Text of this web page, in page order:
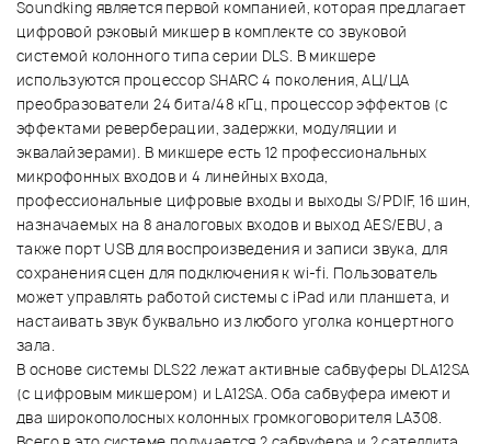
Soundking является первой компанией, которая предлагает
цифровой рэковый микшер в комплекте со звуковой
системой колонного типа серии DLS. В микшере
используются процессор SHARC 4 поколения, АЦ/ЦА
преобразователи 24 бита/48 кГц, процессор эффектов (с
эффектами реверберации, задержки, модуляции и
эквалайзерами). В микшере есть 12 профессиональных
микрофонных входов и 4 линейных входа,
профессиональные цифровые входы и выходы S/PDIF, 16 шин,
назначаемых на 8 аналоговых входов и выход AES/EBU, а
также порт USB для воспроизведения и записи звука, для
сохранения сцен для подключения к wi-fi. Пользователь
может управлять работой системы с iPad или планшета, и
настаивать звук буквально из любого уголка концертного
зала.
В основе системы DLS22 лежат активные сабвуферы DLA12SA
(с цифровым микшером) и LA12SA. Оба сабвуфера имеют и
два широкополосных колонных громкоговорителя LA308.